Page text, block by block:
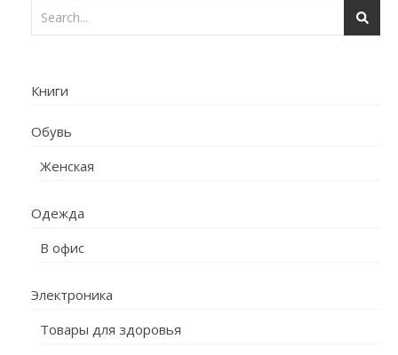
Книги
Обувь
Женская
Одежда
В офис
Электроника
Товары для здоровья